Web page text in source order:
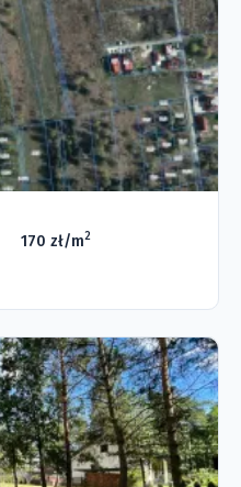
170 zł/m2